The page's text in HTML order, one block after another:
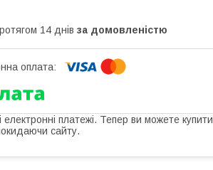
14 днів за домовленістю
електронні платежі. Тепер ви можете купити
сайту.